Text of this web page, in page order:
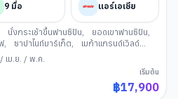
9 มื้อ แอร์เอเชีย
นั่งกระเช้าขึ้นฟานซิปัน, ยอดเขาฟานซิปัน,
, ซาปาไนท์มาร์เก็ต,
เมก้าแกรนด์เวิลด์
นแสงอาทิตย์
/ เม.ย. / พ.ค.
เริ่มต้น
฿17,900